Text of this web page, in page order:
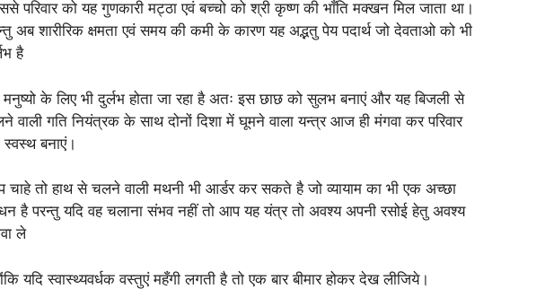
परिवार को यह गुणकारी मट्ठा एवं बच्चो को श्री कृष्ण की भाँति मक्खन मिल जाता था।
अब शारीरिक क्षमता एवं समय की कमी के कारण यह अद्भतु पेय पदार्थ जो देवताओ को भी
है
मनुष्यो के लिए भी दुर्लभ होता जा रहा है अतः इस छाछ को सुलभ बनाएं और यह बिजली से
वाली गति नियंत्रक के साथ दोनों दिशा में घूमने वाला यन्त्र आज ही मंगवा कर परिवार
स्वस्थ बनाएं।
चाहे तो हाथ से चलने वाली मथनी भी आर्डर कर सकते है जो व्यायाम का भी एक अच्छा
है परन्तु यदि वह चलाना संभव नहीं तो आप यह यंत्र तो अवश्य अपनी रसोई हेतु अवश्य
ले
यदि स्वास्थ्यवर्धक वस्तुएं महँगी लगती है तो एक बार बीमार होकर देख लीजिये।